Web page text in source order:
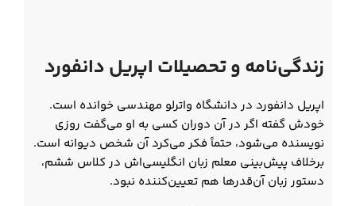
زندگی‌نامه و تحصیلات اپریل دانفورد
اپریل دانفورد در دانشگاه واترلو مهندسی خوانده است.
خودش گفته اگر در آن دوران کسی به او می‌گفت روزی
نویسنده می‌شود، حتماً فکر می‌کرد آن شخص دیوانه است.
برخلاف پیش‌بینی معلم زبان انگلیسی‌اش در کلاس ششم،
دستور زبان آن‌قدرها هم تعیین‌کننده نبود.